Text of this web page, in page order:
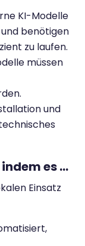
KI-Modelle
benötigen
zu laufen.
müssen
und
es ...
Einsatz